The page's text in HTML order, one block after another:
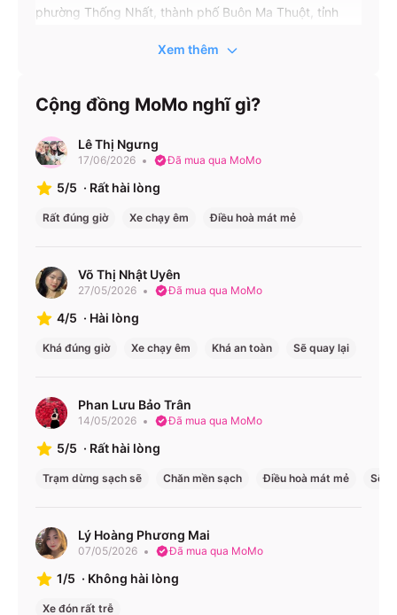
phường Thống Nhất, thành phố Buôn Ma Thuột, tỉnh
khẳng định vị thế mạnh qua cung cấp dịch vụ xe
giường, chuyên phục vụ các tuyến Đắk Lắk – Đà Nẵng,
Đắk Lắk – Quảng Nam, Đắk Lắk – Quảng Ngãi, và
ngược lại. Dưới phương châm “An toàn – Đúng giờ –
Chuyên nghiệp”, Thái Sơn cam kết mang đến hành trình
đáng tin cậy, tiện nghi và thoải mái cho mọi hành khách.
Tuyến xe – Giá vé – Lịch chạy
Tuyến xe Loại xe
↔ Đà
nằm 44
chỗ
(Đắk Lắk)
(giường)
22 phòng
Đắk Lắk
Nam
Giường
chỗ
18:30,
(Đắk Lắk)
19:30, 20:00
(Quảng
(giường)
Limousine
Xem thêm
Cộng đồng MoMo nghĩ gì?
Lê Thị Ngưng
17/06/2026 Đã mua qua MoMo
5/5 · Rất hài lòng
Rất đúng giờ Xe chạy êm Điều hoà mát mẻ
Võ Thị Nhật Uyên
27/05/2026 Đã mua qua MoMo
4/5 · Hài lòng
Khá đúng giờ Xe chạy êm Khá an toàn Sẽ quay lại
Phan Lưu Bảo Trân
14/05/2026 Đã mua qua MoMo
5/5 · Rất hài lòng
Trạm dừng sạch sẽ Chăn mền sạch Điều hoà mát mẻ Sẽ
Lý Hoàng Phương Mai
07/05/2026 Đã mua qua MoMo
1/5 · Không hài lòng
Xe đón rất trễ